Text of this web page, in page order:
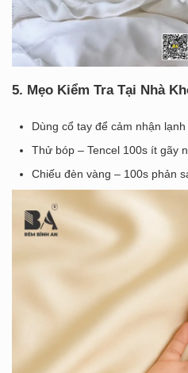
5. Mẹo Kiểm Tra Tại Nhà
Dùng cổ tay để cảm nhận lạnh
Thử bóp – Tencel 100s ít gãy
Chiếu đèn vàng – 100s phản